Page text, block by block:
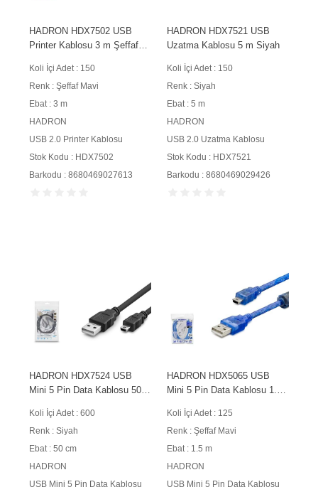
HADRON HDX7502 USB
Printer Kablosu 3 m Şeffaf
Koli İçi Adet : 150
Renk : Şeffaf Mavi
Ebat : 3 m
HADRON
USB 2.0 Printer Kablosu
Stok Kodu : HDX7502
Barkodu : 8680469027613
HADRON HDX7521 USB
Uzatma Kablosu 5 m Siyah
Koli İçi Adet : 150
Renk : Siyah
Ebat : 5 m
HADRON
USB 2.0 Uzatma Kablosu
Stok Kodu : HDX7521
Barkodu : 8680469029426
HADRON HDX7524 USB
Mini 5 Pin Data Kablosu 50
Koli İçi Adet : 600
Renk : Siyah
Ebat : 50 cm
HADRON
USB Mini 5 Pin Data Kablosu
HADRON HDX5065 USB
Mini 5 Pin Data Kablosu 1.5
Koli İçi Adet : 125
Renk : Şeffaf Mavi
Ebat : 1.5 m
HADRON
USB Mini 5 Pin Data Kablosu